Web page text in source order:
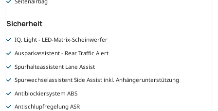
Sicherheit
IQ. Light - LED-Matrix-Scheinwerfer
Ausparkassistent - Rear Traffic Alert
Spurhalteassistent Lane Assist
Spurwechselassistent Side Assist inkl. Anhängerunterstützung
Antiblockiersystem ABS
Antischlupfregelung ASR